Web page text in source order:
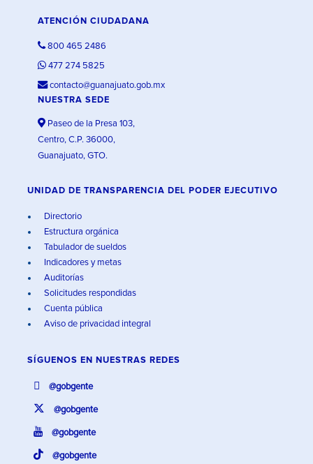
ATENCIÓN CIUDADANA
800 465 2486
477 274 5825
contacto@guanajuato.gob.mx
NUESTRA SEDE
Paseo de la Presa 103,
Centro, C.P. 36000,
Guanajuato, GTO.
UNIDAD DE TRANSPARENCIA DEL PODER EJECUTIVO
Directorio
Estructura orgánica
Tabulador de sueldos
Indicadores y metas
Auditorías
Solicitudes respondidas
Cuenta pública
Aviso de privacidad integral
SÍGUENOS EN NUESTRAS REDES
@gobgente
@gobgente
@gobgente
@gobgente